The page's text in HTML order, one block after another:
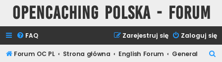
Opencaching Polska - Forum
FAQ Zaloguj się
Zarejestruj się
Forum OC PL Strona główna English Forum General